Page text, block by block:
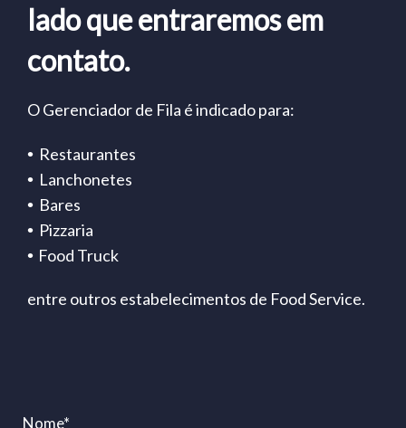
lado que entraremos em
contato.
O Gerenciador de Fila é indicado para:
• Restaurantes
• Lanchonetes
• Bares
• Pizzaria
• Food Truck
entre outros estabelecimentos de Food Service.
Nome*